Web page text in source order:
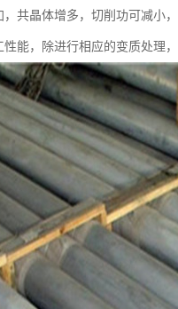
共晶体增多，切削功可减小
能，除进行相应的变质处理